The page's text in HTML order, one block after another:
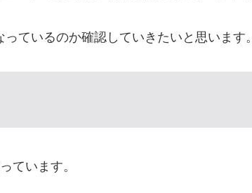
ているのか確認していきたいと思います。
ています。